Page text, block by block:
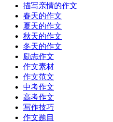
描写亲情的作文
春天的作文
夏天的作文
秋天的作文
冬天的作文
励志作文
作文素材
作文范文
中考作文
高考作文
写作技巧
作文题目